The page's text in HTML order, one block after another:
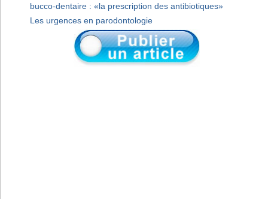
bucco-dentaire : «la prescription des antibiotiques»
Les urgences en parodontologie